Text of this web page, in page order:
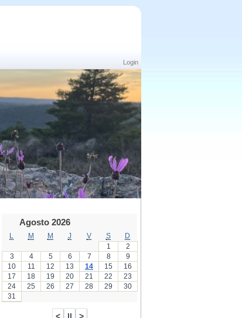
Login
Agosto 2026
M M J V S
D
1
2
3
4 5 6 7 8
9
10
11 12 13 14 15
16
17
18 19 20 21 22
23
24
25 26 27 28 29
30
31